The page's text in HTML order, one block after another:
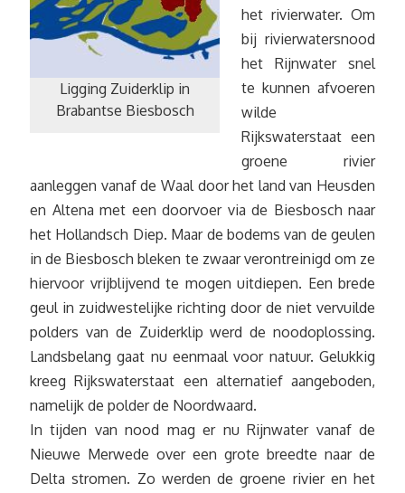
Ligging Zuiderklip in
Brabantse Biesbosch
het rivierwater. Om
bij rivierwatersnood
het Rijnwater snel
te kunnen afvoeren
wilde
Rijkswaterstaat een
groene rivier
aanleggen vanaf de Waal door het land van Heusden
en Altena met een doorvoer via de Biesbosch naar
het Hollandsch Diep. Maar de bodems van de geulen
in de Biesbosch bleken te zwaar verontreinigd om ze
hiervoor vrijblijvend te mogen uitdiepen. Een brede
geul in zuidwestelijke richting door de niet vervuilde
polders van de Zuiderklip werd de noodoplossing.
Landsbelang gaat nu eenmaal voor natuur. Gelukkig
kreeg Rijkswaterstaat een alternatief aangeboden,
namelijk de polder de Noordwaard.
In tijden van nood mag er nu Rijnwater vanaf de
Nieuwe Merwede over een grote breedte naar de
Delta stromen. Zo werden de groene rivier en het